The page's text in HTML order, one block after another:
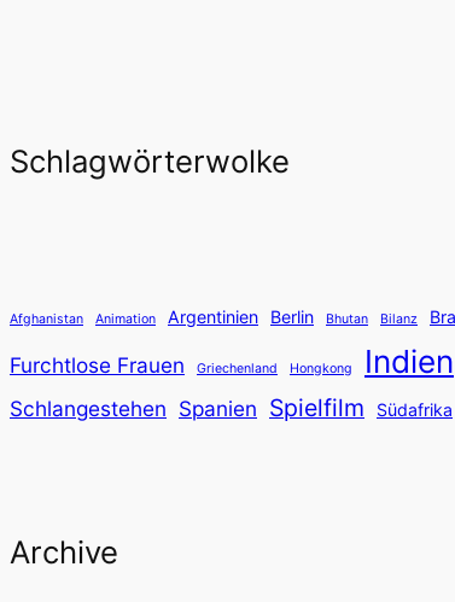
Schlagwörterwolke
Afghanistan Animation Argentinien Berlin Bhutan Bilanz
Furchtlose Frauen Griechenland Hongkong Indien
Schlangestehen Spanien Spielfilm Südafrika
Archive